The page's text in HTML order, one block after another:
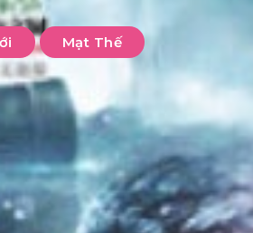
Mạt Thế